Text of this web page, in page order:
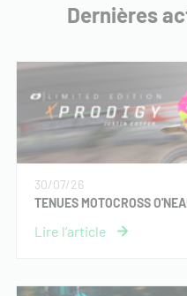
Dernières
30/07/26
TENUES MOTOCROSS